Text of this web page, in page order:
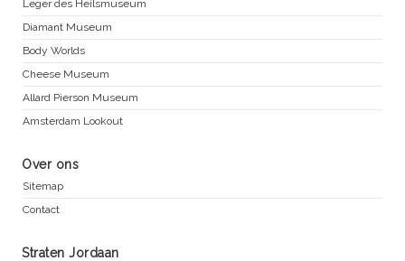
Leger des Heilsmuseum
Diamant Museum
Body Worlds
Cheese Museum
Allard Pierson Museum
Amsterdam Lookout
Over ons
Sitemap
Contact
Straten Jordaan